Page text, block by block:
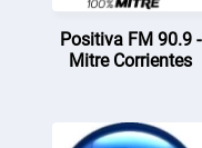
Positiva FM 90.9 -
Mitre Corrientes